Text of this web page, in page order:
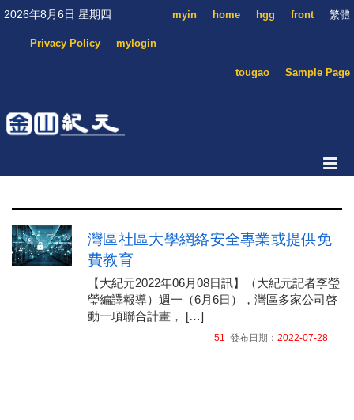
2026年8月6日 星期四 繁體
front
hgg
home
myin
mylogin
Privacy Policy
Sample Page
tougao
灣區社區大學網絡安全專業或提供免
費教育
【大紀元2022年06月08日訊】（大紀元記者李瑩
瑩編譯報導）週一（6月6日），灣區多家公司啓
動一項聯合計畫， […]
51 發布日期： 2022-07-28